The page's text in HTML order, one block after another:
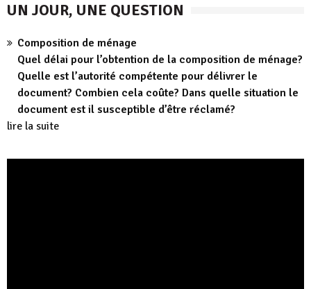
UN JOUR, UNE QUESTION
Composition de ménage
Quel délai pour l’obtention de la composition de ménage?
Quelle est l’autorité compétente pour délivrer le
document? Combien cela coûte? Dans quelle situation le
document est il susceptible d’être réclamé?
lire la suite